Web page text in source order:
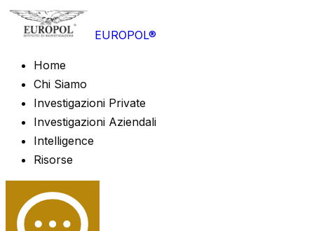
EUROPOL®
Home
Chi Siamo
Investigazioni Private
Investigazioni Aziendali
Intelligence
Risorse